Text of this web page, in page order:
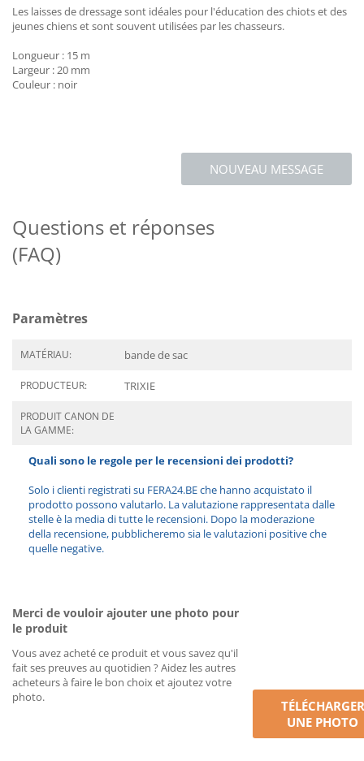
Les laisses de dressage sont idéales pour l'éducation des chiots et des
jeunes chiens et sont souvent utilisées par les chasseurs.
Longueur : 15 m
Largeur : 20 mm
Couleur : noir
NOUVEAU MESSAGE
Questions et réponses
(FAQ)
Paramètres
MATÉRIAU: bande de sac
PRODUCTEUR: TRIXIE
PRODUIT CANON DE
LA GAMME:
Quali sono le regole per le recensioni dei prodotti?
Solo i clienti registrati su FERA24.BE che hanno acquistato il
prodotto possono valutarlo. La valutazione rappresentata dalle
stelle è la media di tutte le recensioni. Dopo la moderazione
della recensione, pubblicheremo sia le valutazioni positive che
quelle negative.
Merci de vouloir ajouter une photo pour
le produit
Vous avez acheté ce produit et vous savez qu'il
fait ses preuves au quotidien ? Aidez les autres
acheteurs à faire le bon choix et ajoutez votre
photo.
TÉLÉCHARGER
UNE PHOTO